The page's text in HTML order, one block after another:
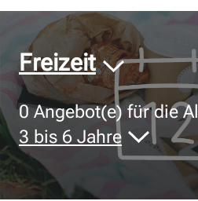
© Bildnachweis
Freizeit
0Angebot(e) für die
3 bis 6 Jahre